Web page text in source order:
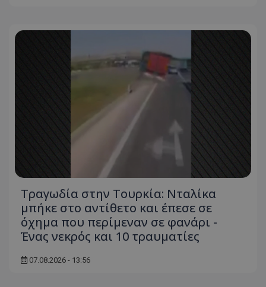
Τραγωδία στην Τουρκία: Νταλίκα
μπήκε στο αντίθετο και έπεσε σε
όχημα που περίμεναν σε φανάρι -
Ένας νεκρός και 10 τραυματίες
07.08.2026 - 13:56
Ονοματεπώνυμο
Προμηθευτής/Πεδίο
ASP.NET_SessionId
Microsoft Corporation